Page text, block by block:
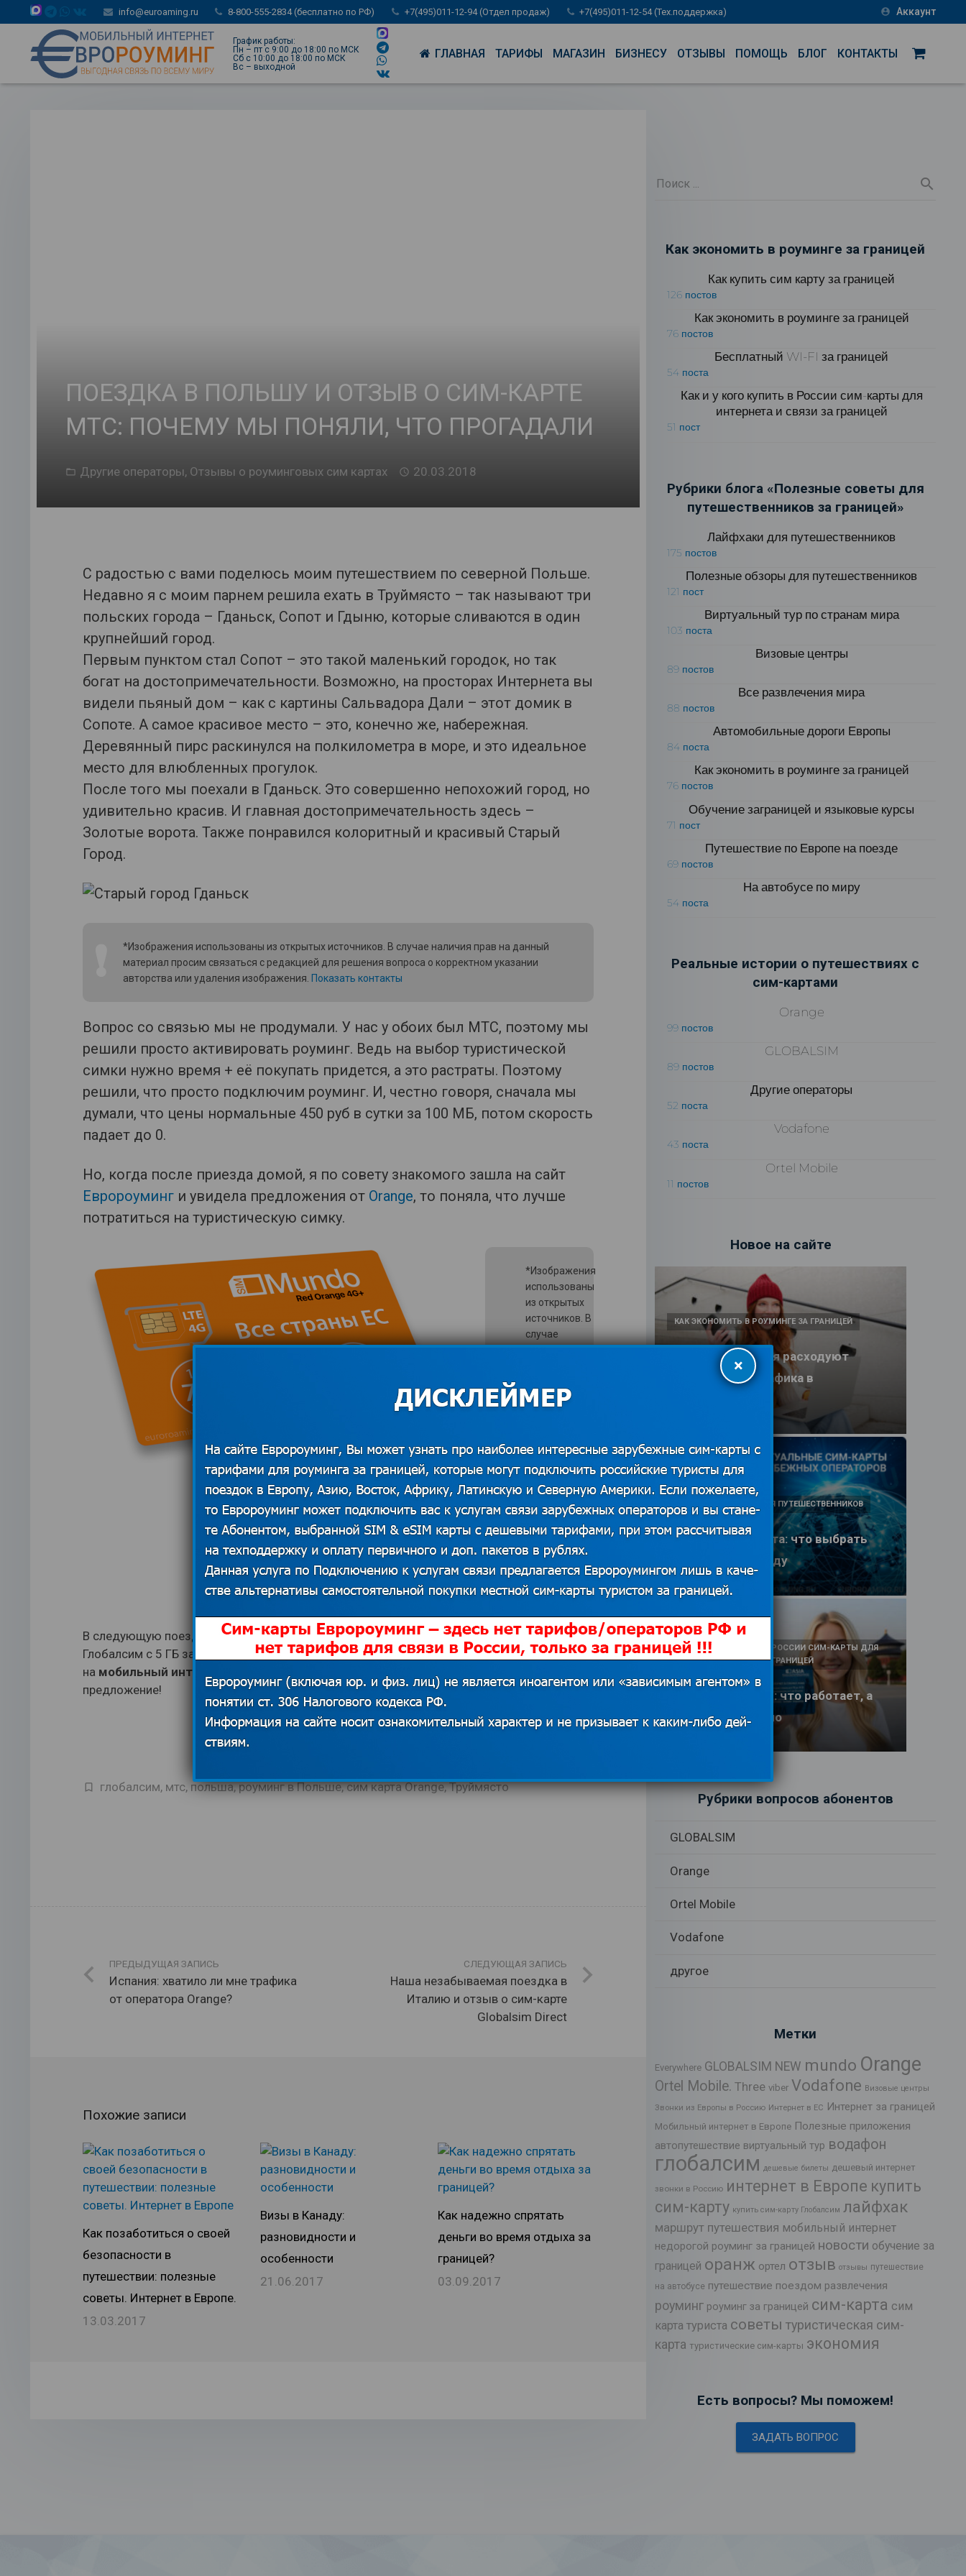
info@euroaming.ru 8-800-555-2834 (бесплатно по РФ) +7(495)011-12-94 (Отдел продаж) +7(495)011-12-54 (Тех.поддержка) account_circle Аккаунт
График работы:
Пн – пт с 9:00 до 18:00 по МСК
Сб с 10:00 до 18:00 по МСК
Вс – выходной
ГЛАВНАЯ ТАРИФЫ МАГАЗИН БИЗНЕСУ ОТЗЫВЫ ПОМОЩЬ БЛОГ КОНТАКТЫ
ПОЕЗДКА В ПОЛЬШУ И ОТЗЫВ О СИМ-КАРТЕ
МТС: ПОЧЕМУ МЫ ПОНЯЛИ, ЧТО ПРОГАДАЛИ
Другие операторы, Отзывы о роуминговых сим картах 20.03.2018
С радостью с вами поделюсь моим путешествием по северной Польше.
Недавно я с моим парнем решила ехать в Труймясто – так называют три
польских города – Гданьск, Сопот и Гдыню, которые сливаются в один
крупнейший город.
Первым пунктом стал Сопот – это такой маленький городок, но так
богат на достопримечательности. Возможно, на просторах Интернета вы
видели пьяный дом – как с картины Сальвадора Дали – этот домик в
Сопоте. А самое красивое место – это, конечно же, набережная.
Деревянный пирс раскинулся на полкилометра в море, и это идеальное
место для влюбленных прогулок.
После того мы поехали в Гданьск. Это совершенно непохожий город, но
удивительно красив. И главная достопримечательность здесь –
Золотые ворота. Также понравился колоритный и красивый Старый
Город.
*Изображения использованы из открытых источников. В случае наличия прав на данный
материал просим связаться с редакцией для решения вопроса о корректном указании
авторства или удаления изображения. Показать контакты
Вопрос со связью мы не продумали. У нас у обоих был МТС, поэтому мы
решили просто активировать роуминг. Ведь на выбор туристической
симки нужно время + её покупать придется, а это растраты. Поэтому
решили, что просто подключим роуминг. И, честно говоря, сначала мы
думали, что цены нормальные 450 руб в сутки за 100 МБ, потом скорость
падает до 0.
Но, когда после приезда домой, я по совету знакомого зашла на сайт
Евророуминги увидела предложения от Orange, то поняла, что лучше
потратиться на туристическую симку.
❗
*Изображения
использованы
из открытых
источников. В
случае
просим
для решения
вопроса о
корректном
указании
авторства или
изображения.
Показать
контакты
В следующую поездку в Индию через полмесяца, возьмем бесплатную сим карту от
Глобалсим с 5 ГБ за 29$ (так и охват стран большой и тарифы на звонки выгодные, как и
на мобильный интернет
предложение!
глобалсим, мтс, польша,роуминг в Польше,сим карта Orange,Труймясто
ПРЕДЫДУЩАЯ ЗАПИСЬ
Испания: хватило ли мне трафика
от оператора Orange?
СЛЕДУЮЩАЯ ЗАПИСЬ
Наша незабываемая поездка в
Италию и отзыв о сим-карте
Globalsim Direct
Похожие записи
Как позаботиться о своей
безопасности в
путешествии: полезные
советы. Интернет в Европе.
13.03.2017
Визы в Канаду:
разновидности и
особенности
21.06.2017
Как надежно спрятать
деньги во время отдыха за
границей?
03.09.2017
Как экономить в роуминге за границей
Как купить сим карту за границей
126 постов
Как экономить в роуминге за границей
76 постов
Бесплатный WI-FI за границей
54 поста
Как и у кого купить в России сим-карты для
интернета и связи за границей
51 пост
Рубрики блога «Полезные советы для
путешественников за границей»
Лайфхаки для путешественников
175 постов
Полезные обзоры для путешественников
121 пост
Виртуальный тур по странам мира
103 поста
Визовые центры
89 постов
Все развлечения мира
88 постов
Автомобильные дороги Европы
84 поста
Как экономить в роуминге за границей
76 постов
Обучение заграницей и языковые курсы
71 пост
Путешествие по Европе на поезде
69 постов
На автобусе по миру
54 поста
Реальные истории о путешествиях с
сим-картами
Orange
99 постов
GLOBALSIM
89 постов
Другие операторы
52 поста
Vodafone
43 поста
Ortel Mobile
11 постов
Новое на сайте
Какие приложения расходуют
больше всего трафика в
КАК ЭКОНОМИТЬ В РОУМИНГЕ ЗА ГРАНИЦЕЙ
eSIM или SIM-карта: что выбрать
туристу в 2026 году
ПОЛЕЗНЫЕ ОБЗОРЫ ДЛЯ ПУТЕШЕСТВЕННИКОВ
25.06.2026
Интернет в Китае: что работает, а
что заблокировано
КАК И У КОГО КУПИТЬ В РОССИИ СИМ-КАРТЫ ДЛЯ
ИНТЕРНЕТА И СВЯЗИ ЗА ГРАНИЦЕЙ
Рубрики вопросов абонентов
GLOBALSIM
Orange
Ortel Mobile
Vodafone
другое
Метки
Everywhere GLOBALSIM NEW mundo Orange
Ortel Mobile. Three viber Vodafone Визовые центры
Звонки из Европы в Россию Интернет в ЕС Интернет за границей
Мобильный интернет в Европе Полезные приложения
автопутешествие виртуальный тур водафон
глобалсим дешевые билеты дешевый интернет
звонки в Россию интернет в Европе купить
сим-карту купить сим-карту Глобалсим лайфхак
маршрут путешествия мобильный интернет
недорогой роуминг за границей новости обучение за
границей оранж ортел отзыв отзывы путешествие
на автобусе путешествие поездом развлечения
роуминг роуминг за границей сим-карта сим
карта туриста советы туристическая сим-
карта туристические сим-карты экономия
Есть вопросы? Мы поможем!
ЗАДАТЬ ВОПРОС
×